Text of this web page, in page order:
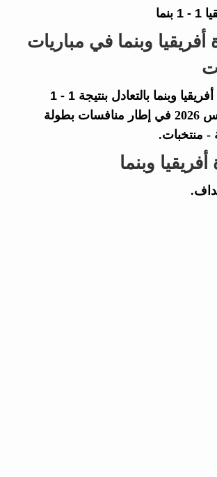
1 - 1 بنما
وبنما في مباريات
أفريقيا وبنما بالتعادل بنتيجة1 - 1
اليوم 27 مارس 2026 في إطار منافسات بطولة
- منتخبات.
وبنما